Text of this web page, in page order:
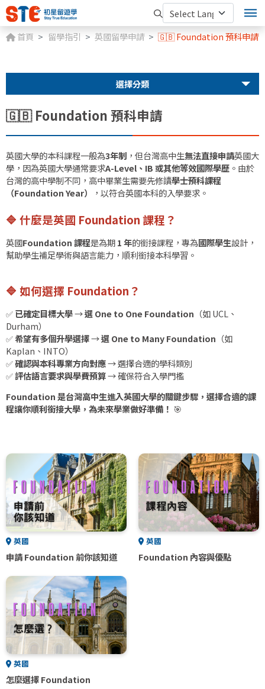
首頁 留學指引 英國留學申請 🇬🇧 Foundation 預科申請
選擇分類
🇬🇧 Foundation 預科申請
英國大學的本科課程一般為3年制 ，但台灣高中生無法直接申請英國大
學，因為英國大學通常要求A-Level、IB 或其他等效國際學歷 。由於
台灣的高中學制不同，高中畢業生需要先修讀學士預科課程
（Foundation Year）
，以符合英國本科的入學要求。
🔷 什麼是英國 Foundation 課程？
英國Foundation 課程是為期1 年的銜接課程，專為國際學生設計，
幫助學生補足學術與語言能力，順利銜接本科學習。
🔷 如何選擇 Foundation？
✅已確定目標大學→選 One to One Foundation （如 UCL、
Durham）
✅希望有多個升學選擇→選 One to Many Foundation （如
Kaplan、INTO）
✅確認與本科專業方向對應→ 選擇合適的學科類別
✅評估語言要求與學費預算→ 確保符合入學門檻
Foundation 是台灣高中生進入英國大學的關鍵步驟，選擇合適的課
程讓你順利銜接大學，為未來學業做好準備！ 🎯
英國
申請 Foundation 前你該知道
英國
Foundation 內容與優點
英國
怎麼選擇 Foundation